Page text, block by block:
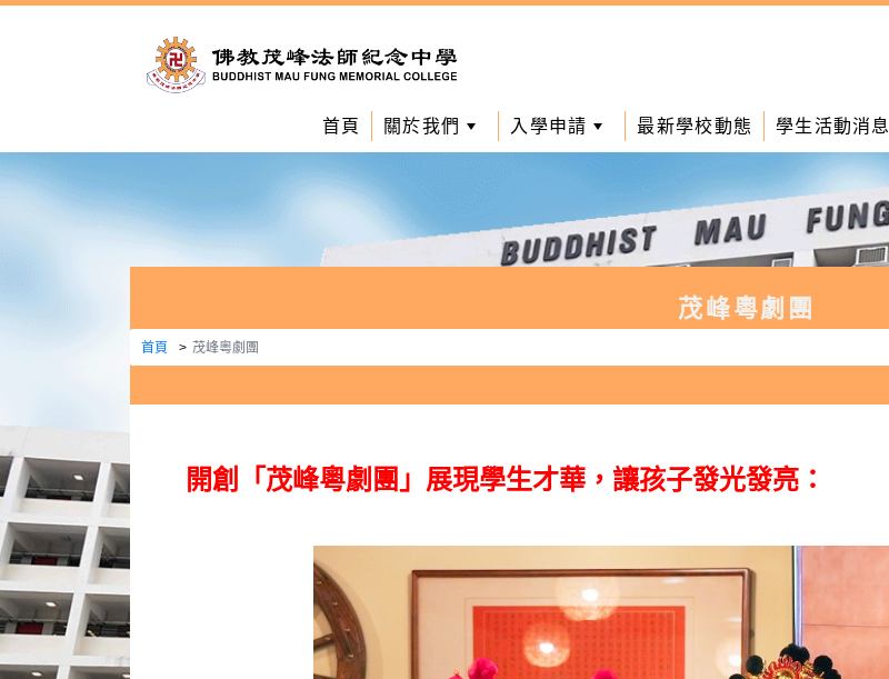
首頁 關於我們 入學申請 最新學校動態 學生活動消息
茂峰粵劇團
首頁 茂峰粵劇團
開創「茂峰粵劇團」展現學生才華，讓孩子發光發亮：